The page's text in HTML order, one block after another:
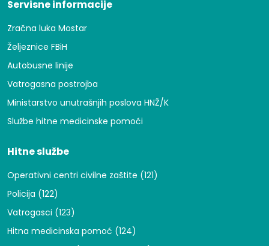
Servisne informacije
Zračna luka Mostar
Željeznice FBiH
Autobusne linije
Vatrogasna postrojba
Ministarstvo unutrašnjih poslova HNŽ/K
Službe hitne medicinske pomoći
Hitne službe
Operativni centri civilne zaštite (121)
Policija (122)
Vatrogasci (123)
Hitna medicinska pomoć (124)